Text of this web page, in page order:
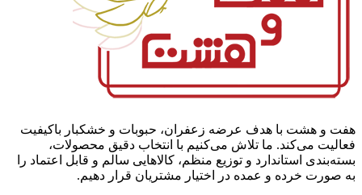
هفت و هشت با هدف عرضه زعفران، حبوبات و خشکبار باکیفیت
فعالیت می‌کند. ما تلاش می‌کنیم با انتخاب دقیق محصولات،
بسته‌بندی استاندارد و توزیع منظم، کالاهایی سالم و قابل اعتماد را
به صورت خرده و عمده در اختیار مشتریان قرار دهیم.